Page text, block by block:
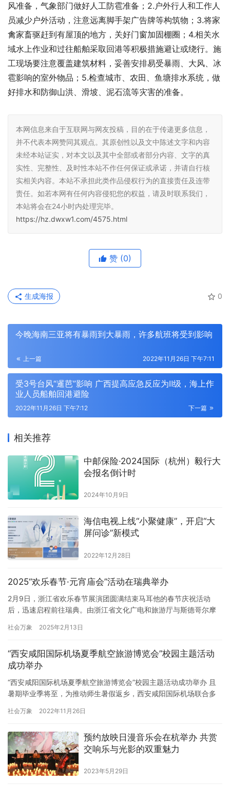
风准备，气象部门做好人工防雹准备；2.户外行人和工作人
员减少户外活动，注意远离脚手架广告牌等构筑物；3.将家
禽家畜驱赶到有屋顶的地方，关好门窗加固棚圈；4.相关水
域水上作业和过往船舶采取回港等积极措施避让或绕行。施
工现场要注意覆盖建筑材料，妥善安排易受暴雨、大风、冰
雹影响的室外物品；5.检查城市、农田、鱼塘排水系统，做
好排水和防御山洪、滑坡、泥石流等灾害的准备。
本网信息来自于互联网与网友投稿，目的在于传递更多信息，
并不代表本网赞同其观点。其原创性以及文中陈述文字和内容
未经本站证实，对本文以及其中全部或者部分内容、文字的真
实性、完整性、及时性本站不作任何保证或承诺，并请自行核
实相关内容。本站不承担此类作品侵权行为的直接责任及连带
责任。如若本网有任何内容侵犯您的权益，请及时联系我们，
本站将会在24小时内处理完毕。
https://hz.dwxw1.com/4575.html
赞 (0)
0
生成海报
今晚海南三亚将有暴雨到大暴雨，许多航班将受到影响
上一篇 2022年11月26日 下午7:11
受3号台风“暹芭”影响 广西提高应急反应为Ⅱ级，海上作
业人员船舶回港避险
下一篇
2022年11月26日 下午7:12
相关推荐
中邮保险·2024国际（杭州）毅行大
会报名倒计时
2024年10月9日
海信电视上线“小聚健康”，开启“大
屏问诊”新模式
2022年12月28日
2025“欢乐春节·元宵庙会”活动在瑞典举办
2月9日，浙江省欢乐春节展演团圆满结束马耳他的春节庆祝活动
后，迅速启程前往瑞典。由浙江省文化广电和旅游厅与斯德哥尔摩
活动，在瑞典国王岛国际学校和斯德哥尔摩中国文化中心相继展
具浙江特色的文化项目走进瑞典国王岛国际学校，为约200名师生带
来…
社会万象 2025年2月13日
“西安咸阳国际机场夏季航空旅游博览会”校园主题活动
成功举办
“西安咸阳国际机场夏季航空旅游博览会”校园主题活动成功举办 且
暑期毕业季将至，为推动师生暑假返乡，西安咸阳国际机场联合多
安培华学院、Xi安外国语大学、Xi安财经大学、Xi安工程大学等高校
安咸阳国际机场与各高校联合举办才艺展示…
社会万象 2022年11月26日
预约放映日漫音乐会在杭举办 共赏
交响乐与光影的双重魅力
2023年5月29日